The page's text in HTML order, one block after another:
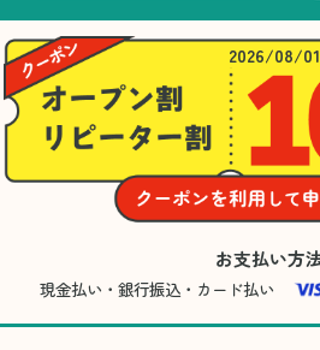
2026/08/
お支払い方
現金払い・銀行振込・カード払い